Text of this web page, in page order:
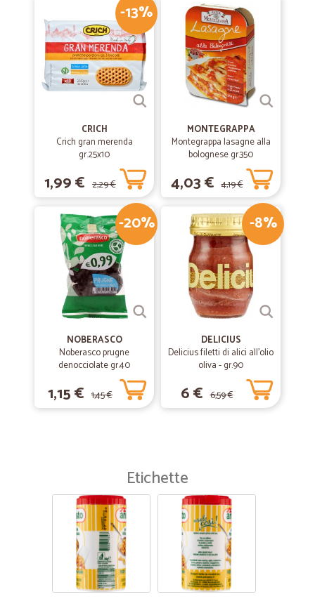
-13%
CRICH
Crich gran merenda
gr.25x10
1,99 € 2,29 €
MONTEGRAPPA
Montegrappa lasagne alla
bolognese gr.350
4,03 € 4,19 €
-20%
NOBERASCO
Noberasco prugne
denocciolate gr.40
1,15 € 1,45 €
-8%
DELICIUS
Delicius filetti di alici all'olio
oliva - gr.90
6 € 6,59 €
Etichette